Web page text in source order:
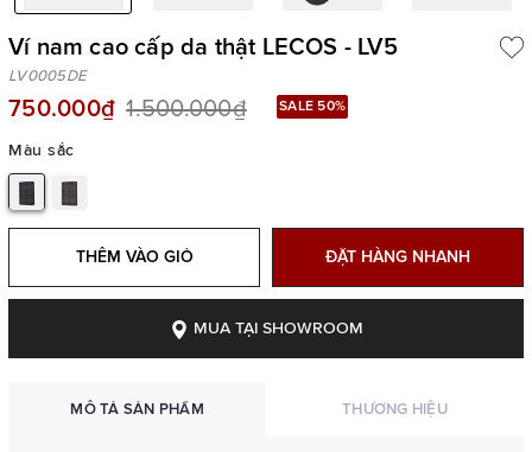
Ví nam cao cấp da thật LECOS - LV5
LV0005DE
750.000₫ 1.500.000₫ SALE 50%
Màu sắc
THÊM VÀO GIỎ ĐẶT HÀNG NHANH
MUA TẠI SHOWROOM
MÔ TẢ SẢN PHẨM THƯƠNG HIỆU